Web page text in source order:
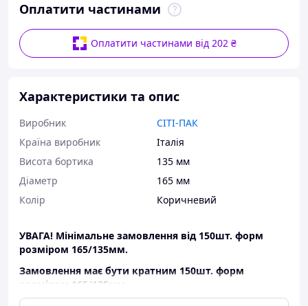
Оплатити частинами
Оплатити частинами від 202 ₴
Характеристики та опис
Виробник
СІТІ-ПАК
Країна виробник
Італія
Висота бортика
135 мм
Діаметр
165 мм
Колір
Коричневий
УВАГА! Мінімальне замовлення від 150шт. форм
розміром 165/135мм.
Замовлення має бути кратним 150шт. форм
розміром 165/135мм.